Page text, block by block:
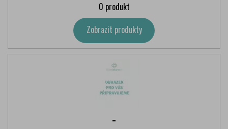
0 produkt
Zobrazit produkty
-